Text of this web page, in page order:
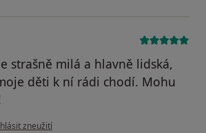
strašně milá a hlavně lidská,
děti k ní rádi chodí. Mohu
názoru uživatele Monika
zneužití